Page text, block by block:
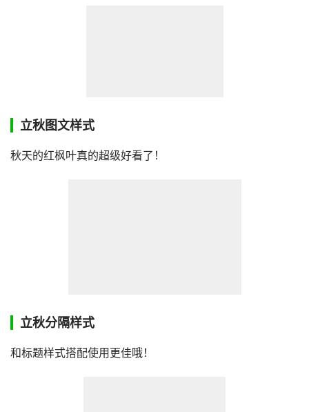
立秋图文样式
秋天的红枫叶真的超级好看了！
立秋分隔样式
和标题样式搭配使用更佳哦！